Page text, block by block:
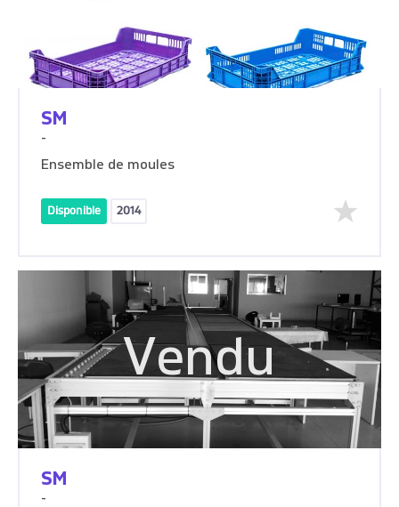
SM
-
Ensemble de moules
Disponible 2014
Vendu
SM
-